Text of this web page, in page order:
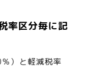
率区分毎に記
）と軽減税率